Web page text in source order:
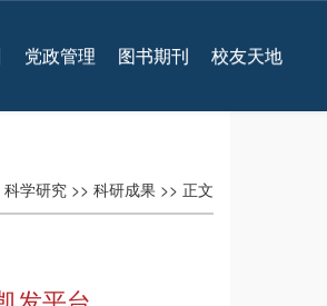
党政管理 图书期刊 校友天地
科学研究 >> 科研成果 >> 正文